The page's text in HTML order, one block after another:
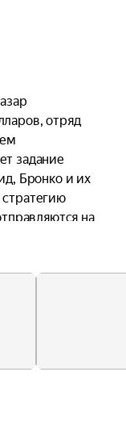
отряд
задание
Бронко и их
на
свои навыки
контроля.